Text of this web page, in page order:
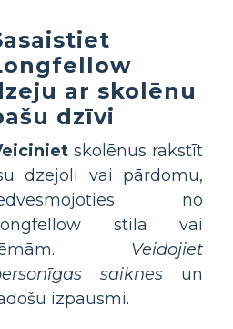
ar skolēnu
dzīvi
skolēnus rakstīt
dzejoli vai pārdomu,
no
stila vai
Veidojiet
saiknes un
izpausmi.